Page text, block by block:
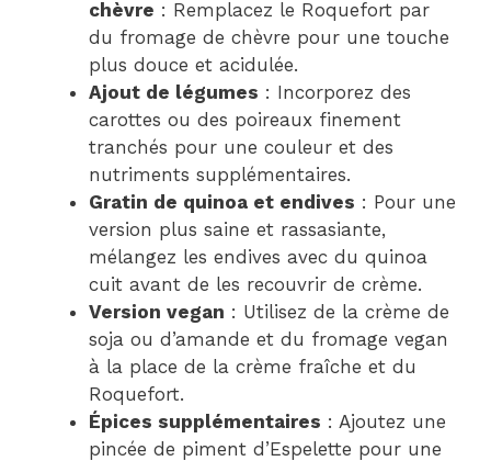
chèvre : Remplacez le Roquefort par
du fromage de chèvre pour une touche
plus douce et acidulée.
Ajout de légumes : Incorporez des
carottes ou des poireaux finement
tranchés pour une couleur et des
nutriments supplémentaires.
Gratin de quinoa et endives : Pour une
version plus saine et rassasiante,
mélangez les endives avec du quinoa
cuit avant de les recouvrir de crème.
Version vegan : Utilisez de la crème de
soja ou d’amande et du fromage vegan
à la place de la crème fraîche et du
Roquefort.
Épices supplémentaires : Ajoutez une
pincée de piment d’Espelette pour une